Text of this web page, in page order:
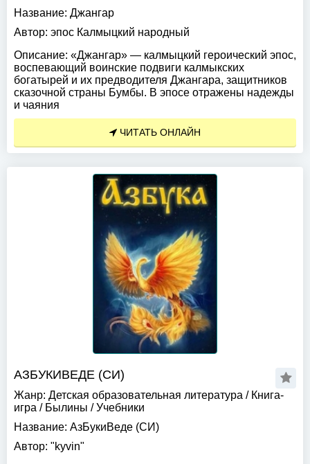
Название: Джангар
Автор: эпос Калмыцкий народный
Описание: «Джангар» — калмыцкий героический эпос,
воспевающий воинские подвиги калмыкских
богатырей и их предводителя Джангара, защитников
сказочной страны Бумбы. В эпосе отражены надежды
и чаяния
ЧИТАТЬ ОНЛАЙН
АЗБУКИВЕДЕ (СИ)
Жанр: Детская образовательная литература / Книга-
игра / Былины /Учебники
Название: АзБукиВеде (СИ)
Автор: "kyvin"